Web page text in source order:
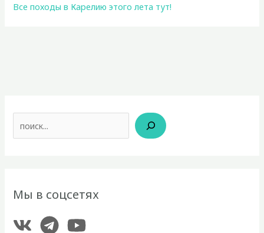
Все походы в Карелию этого лета тут!
Мы в соцсетях